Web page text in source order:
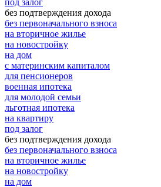
без подтверждения дохода
без первоначального взноса
на вторичное жилье
на новостройку
на дом
с материнским капиталом
для пенсионеров
военная ипотека
для молодой семьи
льготная ипотека
на квартиру
под залог
без подтверждения дохода
без первоначального взноса
на вторичное жилье
на новостройку
на дом